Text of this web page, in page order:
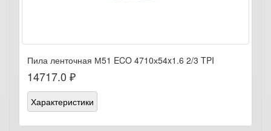
Пила ленточная М51 ECO 4710х54x1.6 2/3 TPI
14717.0 ₽
Характеристики